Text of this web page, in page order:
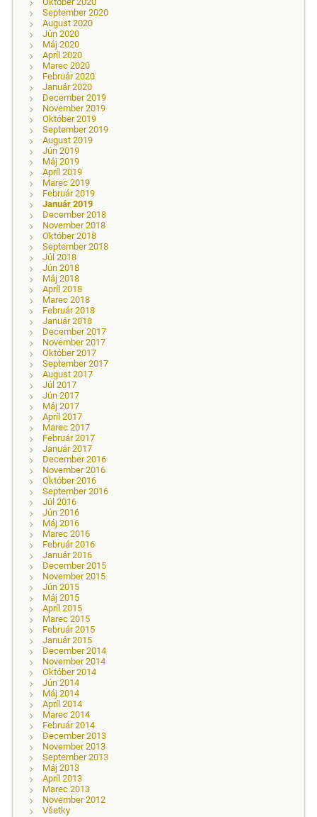
September 2020
August 2020
Jún 2020
Máj 2020
Apríl 2020
Marec 2020
Február 2020
Január 2020
December 2019
November 2019
Október 2019
September 2019
August 2019
Jún 2019
Máj 2019
Apríl 2019
Marec 2019
Február 2019
Január 2019
December 2018
November 2018
Október 2018
September 2018
Júl 2018
Jún 2018
Máj 2018
Apríl 2018
Marec 2018
Február 2018
Január 2018
December 2017
November 2017
Október 2017
September 2017
August 2017
Júl 2017
Jún 2017
Máj 2017
Apríl 2017
Marec 2017
Február 2017
Január 2017
December 2016
November 2016
Október 2016
September 2016
Júl 2016
Jún 2016
Máj 2016
Marec 2016
Február 2016
Január 2016
December 2015
November 2015
Jún 2015
Máj 2015
Apríl 2015
Marec 2015
Február 2015
Január 2015
December 2014
November 2014
Október 2014
Jún 2014
Máj 2014
Apríl 2014
Marec 2014
Február 2014
December 2013
November 2013
September 2013
Máj 2013
Apríl 2013
Marec 2013
November 2012
Všetky